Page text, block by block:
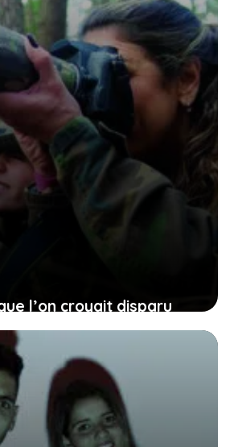
l’on croyait disparu
vient d’être
pour la première fois :